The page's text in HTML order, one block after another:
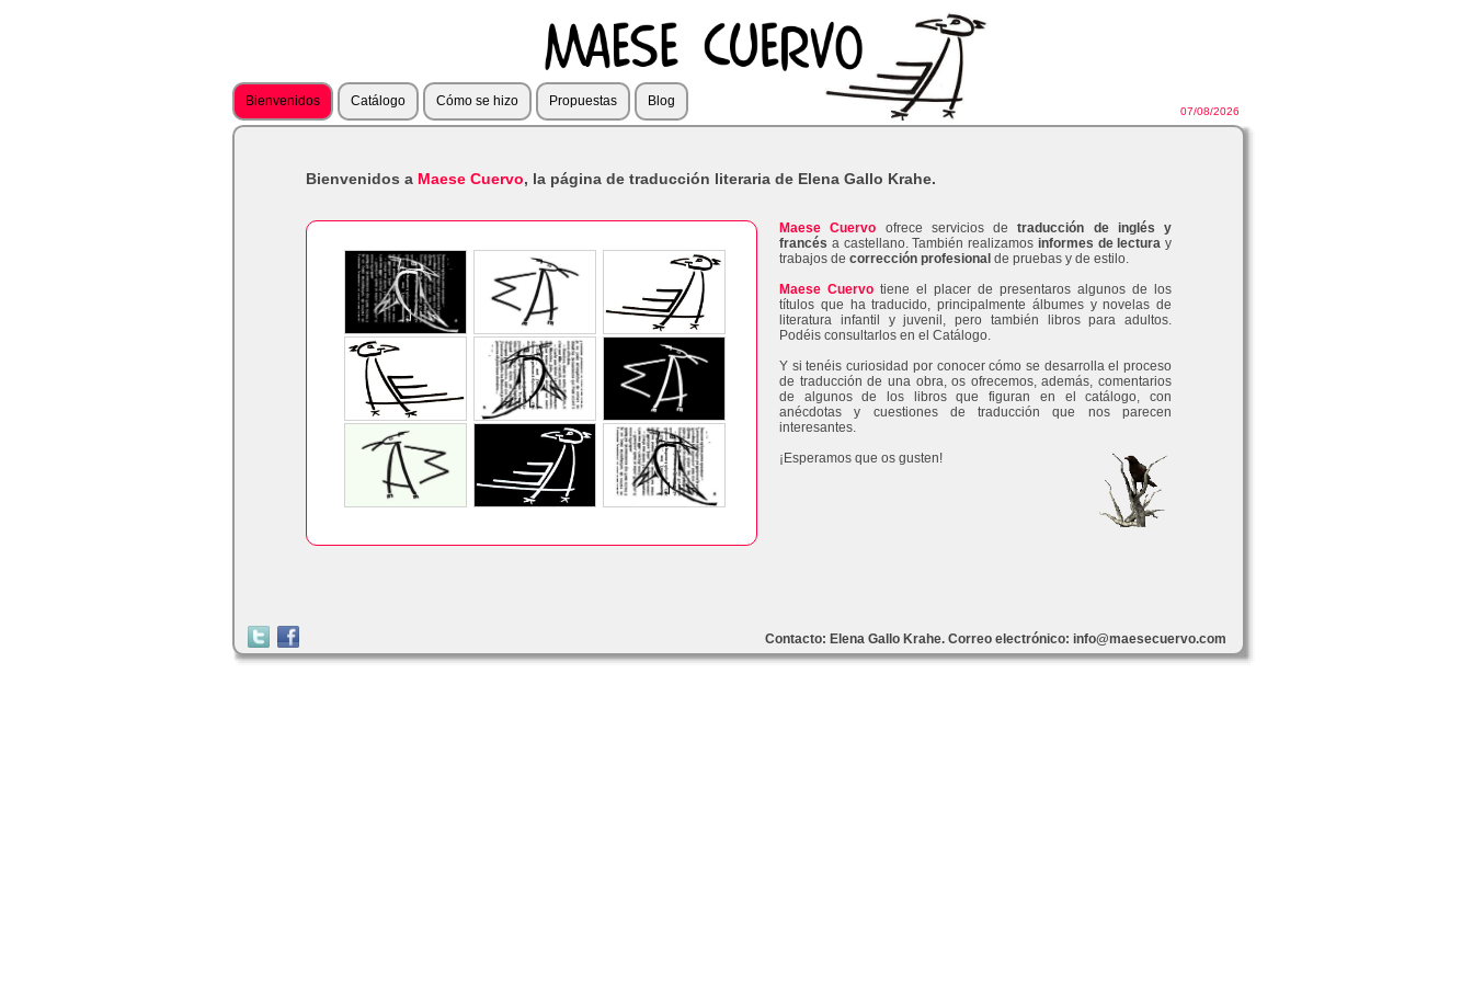
Bienvenidos Catálogo Cómo se hizo Propuestas Blog
07/08/2026
Bienvenidos a Maese Cuervo, la página de traducción literaria de Elena Gallo Krahe.
Maese Cuervo ofrece servicios detraducción de inglés y
francés a castellano. También realizamos informes de lectura y
trabajos de corrección profesional de pruebas y de estilo.
Maese Cuervo tiene el placer de presentaros algunos de los
títulos que ha traducido, principalmente álbumes y novelas de
literatura infantil y juvenil, pero también libros para adultos.
Podéis consultarlos en el Catálogo.
Y si tenéis curiosidad por conocer cómo se desarrolla el proceso
de traducción de una obra, os ofrecemos, además, comentarios
de algunos de los libros que figuran en el catálogo, con
anécdotas y cuestiones de traducción que nos parecen
interesantes.
¡Esperamos que os gusten!
Contacto: Elena Gallo Krahe. Correo electrónico: info@maesecuervo.com